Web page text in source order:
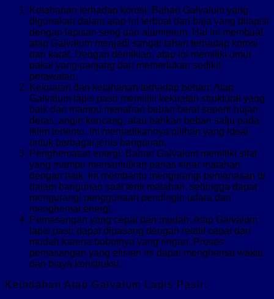
Ketahanan terhadap korosi: Bahan Galvalum yang
digunakan dalam atap ini terbuat dari baja yang dilapisi
dengan lapisan seng dan aluminium. Hal ini membuat
atap Galvalum menjadi sangat tahan terhadap korosi
dan karat. Dengan demikian, atap ini memiliki umur
pakai yang panjang dan memerlukan sedikit
perawatan.
Kekuatan dan ketahanan terhadap beban: Atap
Galvalum lapis pasir memiliki kekuatan struktural yang
baik dan mampu menahan beban berat seperti hujan
deras, angin kencang, atau bahkan beban salju pada
iklim tertentu. Ini menjadikannya pilihan yang ideal
untuk berbagai jenis bangunan.
Penghematan energi: Bahan Galvalum memiliki sifat
yang mampu memantulkan panas sinar matahari
dengan baik. Ini membantu mengurangi pemanasan di
dalam bangunan saat terik matahari, sehingga dapat
mengurangi penggunaan pendingin udara dan
menghemat energi.
Pemasangan yang cepat dan mudah: Atap Galvalum
lapis pasir dapat dipasang dengan relatif cepat dan
mudah karena bobotnya yang ringan. Proses
pemasangan yang efisien ini dapat menghemat waktu
dan biaya konstruksi.
Keindahan Atap Galvalum Lapis Pasir: